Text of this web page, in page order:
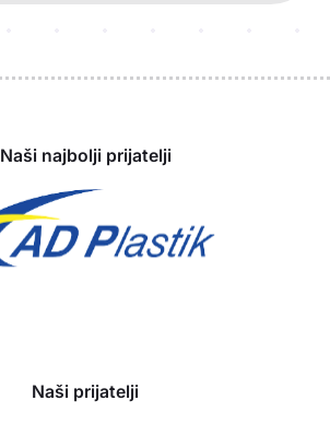
Naši najbolji prijatelji
Naši prijatelji